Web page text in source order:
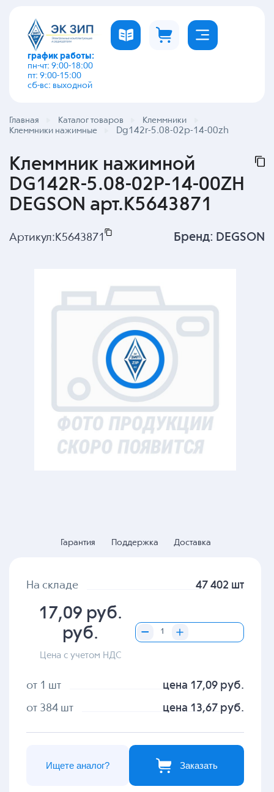
график работы:
пн-чт: 9:00-18:00
пт: 9:00-15:00
сб-вс: выходной
Главная Каталог товаров
Клеммники
Клеммники нажимные
Dg142r-5.08-02p-14-00zh
Клеммник нажимной
DG142R-5.08-02P-14-00ZH
DEGSON арт.K5643871
Артикул: K5643871 Бренд: DEGSON
Гарантия Поддержка Доставка
На складе 47 402 шт
17,09 руб.
руб.
Цена с учетом НДС
от 1 шт цена 17,09 руб.
от 384 шт цена 13,67 руб.
Заказать
Ищете аналог?